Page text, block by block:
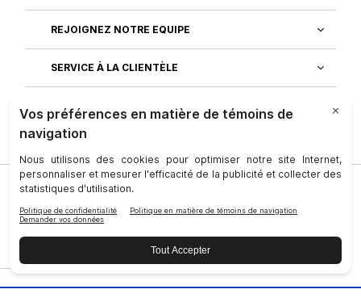
REJOIGNEZ NOTRE EQUIPE
SERVICE À LA CLIENTÈLE
Société | Juridique
Conditions D’utilisation
Personne-Ressource |
Confidentialité
Droits des personnes